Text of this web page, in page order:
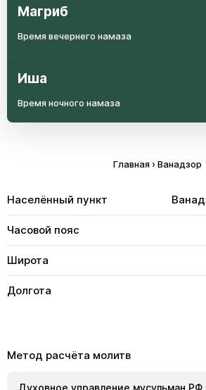
Магриб
Время вечернего намаза
Иша
Время ночного намаза
Главная › Ванадзор
Населённый пункт
Часовой пояс
Широта
Долгота
Метод расчёта молитв